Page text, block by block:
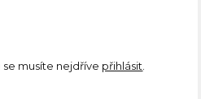
musíte nejdříve přihlásit.